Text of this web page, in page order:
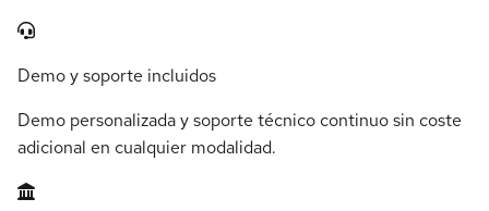
Demo y soporte incluidos
Demo personalizada y soporte técnico continuo sin coste
adicional en cualquier modalidad.